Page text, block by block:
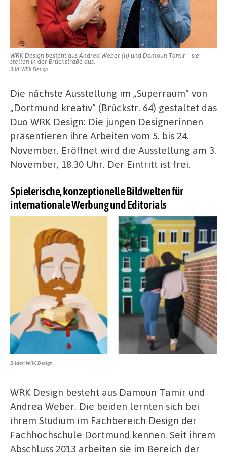
WRK Design besteht aus Andrea Weber (li) und Damoun Tamir – sie
stellen in der Brückstraße aus.
Bild: WRK Design
Die nächste Ausstellung im „Superraum“ von
„Dortmund kreativ“ (Brückstr. 64) gestaltet das
Duo WRK Design: Die jungen Designerinnen
präsentieren ihre Arbeiten vom 5. bis 24.
November. Eröffnet wird die Ausstellung am 3.
November, 18.30 Uhr. Der Eintritt ist frei.
Spielerische, konzeptionelle Bildwelten für
internationale Werbung und Editorials
Bilder: WRK Design
WRK Design besteht aus Damoun Tamir und
Andrea Weber. Die beiden lernten sich bei
ihrem Studium im Fachbereich Design der
Fachhochschule Dortmund kennen. Seit ihrem
Abschluss 2013 arbeiten sie im Bereich der